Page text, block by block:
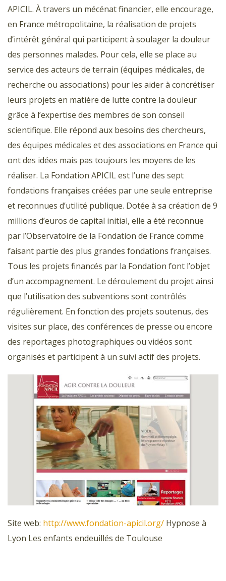
APICIL. À travers un mécénat financier, elle encourage,
en France métropolitaine, la réalisation de projets
d’intérêt général qui participent à soulager la douleur
des personnes malades. Pour cela, elle se place au
service des acteurs de terrain (équipes médicales, de
recherche ou associations) pour les aider à concrétiser
leurs projets en matière de lutte contre la douleur
grâce à l’expertise des membres de son conseil
scientifique. Elle répond aux besoins des chercheurs,
des équipes médicales et des associations en France qui
ont des idées mais pas toujours les moyens de les
réaliser. La Fondation APICIL est l’une des sept
fondations françaises créées par une seule entreprise
et reconnues d’utilité publique. Dotée à sa création de 9
millions d’euros de capital initial, elle a été reconnue
par l’Observatoire de la Fondation de France comme
faisant partie des plus grandes fondations françaises.
Tous les projets financés par la Fondation font l’objet
d’un accompagnement. Le déroulement du projet ainsi
que l’utilisation des subventions sont contrôlés
régulièrement. En fonction des projets soutenus, des
visites sur place, des conférences de presse ou encore
des reportages photographiques ou vidéos sont
organisés et participent à un suivi actif des projets.
Site web: http://www.fondation-apicil.org/ Hypnose à
Lyon Les enfants endeuillés de Toulouse